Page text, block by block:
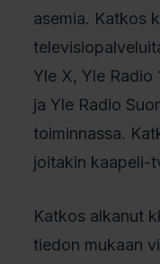
asemia. Katkos
Yle X, Yle Radio
ja Yle Radio
toiminnassa.
joitakin kaapeli-
Katkos alkanut
tiedon mukaan